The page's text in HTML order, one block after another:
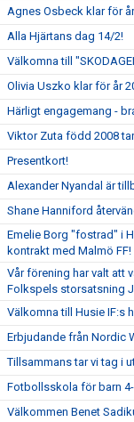
Agnes Osbeck klar för
Alla Hjärtans dag 14/2!
Välkomna till
Olivia Uszko klar för år
Härligt engagemang -
Viktor Zuta född 2008
Presentkort!
Alexander Nyandal är
Shane Hanniford
Emelie Borg "fostrad" i
kontrakt med Malmö FF!
Vår förening har valt att
Folkspels storsatsning
Välkomna till Husie IF:s
Erbjudande från Nordic
Tillsammans tar vi tag i
Fotbollsskola för barn 4-
Välkommen Benet